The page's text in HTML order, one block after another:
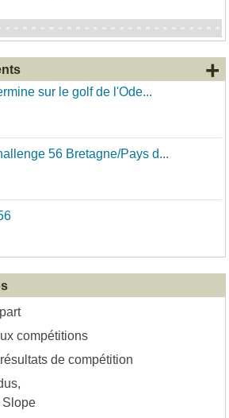
sur le golf de l'Ode...
56 Bretagne/Pays d...
+
compétitions
de compétition
Slope